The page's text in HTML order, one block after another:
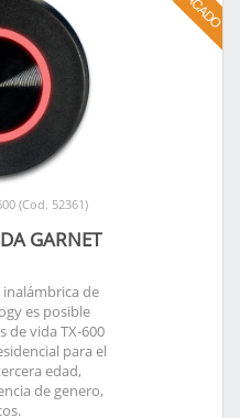
(Cod. 52361)
GARNET
de
es posible
de vida TX-600
para el
edad,
de genero,